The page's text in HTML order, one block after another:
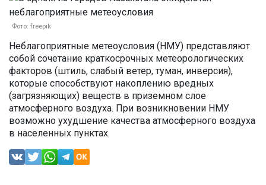
Фото: freepik
Неблагоприятные метеоусловия (НМУ) представляют
собой сочетание краткосрочных метеорологических
факторов (штиль, слабый ветер, туман, инверсия),
которые способствуют накоплению вредных
(загрязняющих) веществ в приземном слое
атмосферного воздуха. При возникновении НМУ
возможно ухудшение качества атмосферного воздуха
в населенных пунктах.